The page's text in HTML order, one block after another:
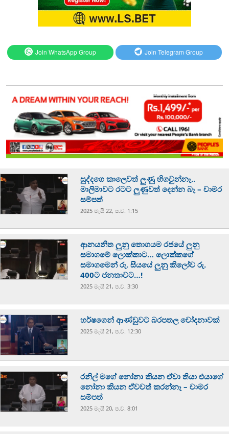
Join WhatsApp Group Join Telegram Group
සුද්දගෙ කාලෙවත් ලුණු හිගවුන්නෑ..
මාලිමාවට රටට ලුණුවත් දෙන්න බෑ – චාමර
සම්පත්
2025 මැයි 22, ප.ව. 1:15
ආනයනිත ලුනු තොගයම රජයේ ලුනු
සමාගමේ ලොක්කාට… ලොක්කගේ
සමාගමෙන් රු. සීයයේ ලුනු කිලෝව රු.
400ට ජනතාවට…!
2025 මැයි 21, ප.ව. 3:30
හර්ෂගෙන් ආණ්ඩුවට බරපතල චෝදනාවක්
2025 මැයි 21, ප.ව. 12:30
රනිල් මගේ නෝනා කියන ඒවා තියා එයාගේ
නෝනා කියන ඒවවත් කරන්නෑ – චාමර
සම්පත්
2025 මැයි 20, ප.ව. 8:01